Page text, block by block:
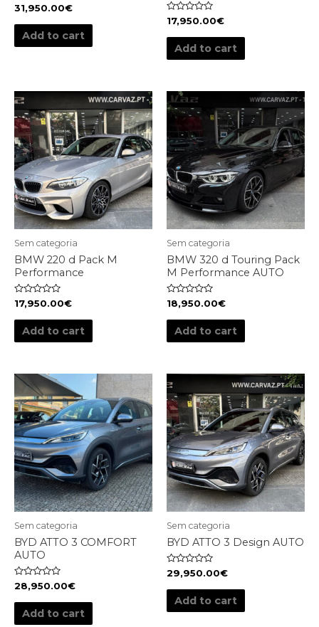
Rated
0
out
31,950.00€
Add to cart
Rated
0
out
17,950.00€
Add to cart
Sem categoria
BMW 220 d Pack M
Performance
Rated
0
out
17,950.00€
Add to cart
Sem categoria
BMW 320 d Touring Pack
M Performance AUTO
Rated
0
out
18,950.00€
Add to cart
Sem categoria
BYD ATTO 3 COMFORT
AUTO
Rated
out
28,950.00€
Add to cart
Sem categoria
BYD ATTO 3 Design AUTO
Rated
out
29,950.00€
Add to cart